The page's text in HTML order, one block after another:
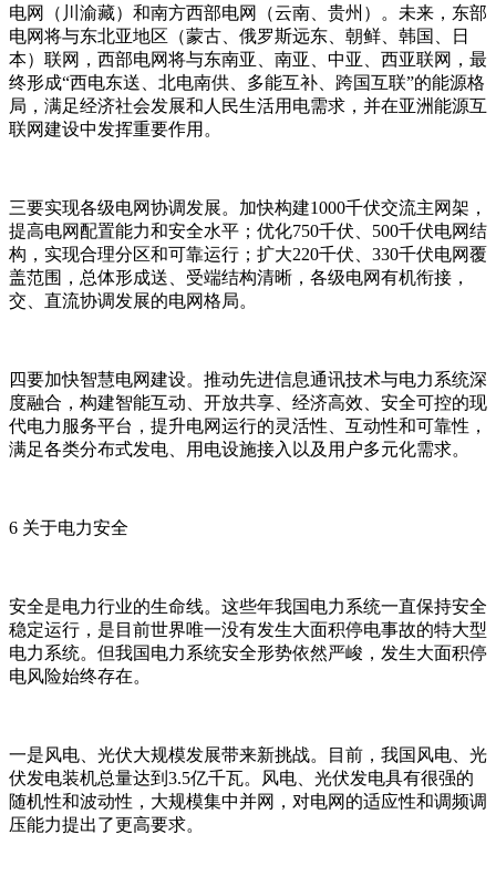
电网（川渝藏）和南方西部电网（云南、贵州）。未来，东部
电网将与东北亚地区（蒙古、俄罗斯远东、朝鲜、韩国、日
本）联网，西部电网将与东南亚、南亚、中亚、西亚联网，最
终形成“西电东送、北电南供、多能互补、跨国互联”的能源格
局，满足经济社会发展和人民生活用电需求，并在亚洲能源互
联网建设中发挥重要作用。
三要实现各级电网协调发展。加快构建1000千伏交流主网架，
提高电网配置能力和安全水平；优化750千伏、500千伏电网结
构，实现合理分区和可靠运行；扩大220千伏、330千伏电网覆
盖范围，总体形成送、受端结构清晰，各级电网有机衔接，
交、直流协调发展的电网格局。
四要加快智慧电网建设。推动先进信息通讯技术与电力系统深
度融合，构建智能互动、开放共享、经济高效、安全可控的现
代电力服务平台，提升电网运行的灵活性、互动性和可靠性，
满足各类分布式发电、用电设施接入以及用户多元化需求。
6 关于电力安全
安全是电力行业的生命线。这些年我国电力系统一直保持安全
稳定运行，是目前世界唯一没有发生大面积停电事故的特大型
电力系统。但我国电力系统安全形势依然严峻，发生大面积停
电风险始终存在。
一是风电、光伏大规模发展带来新挑战。目前，我国风电、光
伏发电装机总量达到3.5亿千瓦。风电、光伏发电具有很强的
随机性和波动性，大规模集中并网，对电网的适应性和调频调
压能力提出了更高要求。